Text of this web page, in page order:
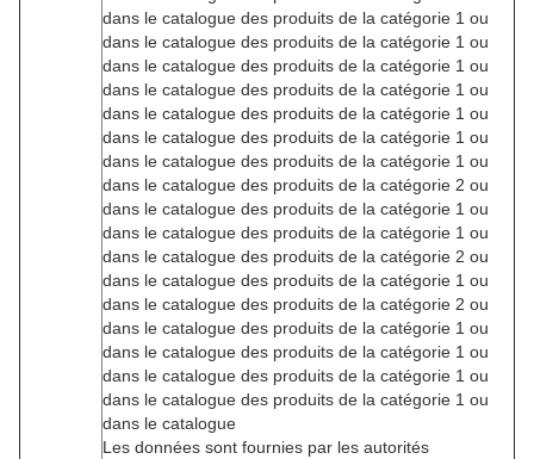
dans le catalogue des produits de la catégorie 1 ou
dans le catalogue des produits de la catégorie 1 ou
dans le catalogue des produits de la catégorie 1 ou
dans le catalogue des produits de la catégorie 1 ou
dans le catalogue des produits de la catégorie 1 ou
dans le catalogue des produits de la catégorie 1 ou
dans le catalogue des produits de la catégorie 1 ou
dans le catalogue des produits de la catégorie 2 ou
dans le catalogue des produits de la catégorie 1 ou
dans le catalogue des produits de la catégorie 1 ou
dans le catalogue des produits de la catégorie 2 ou
dans le catalogue des produits de la catégorie 1 ou
dans le catalogue des produits de la catégorie 2 ou
dans le catalogue des produits de la catégorie 1 ou
dans le catalogue des produits de la catégorie 1 ou
dans le catalogue des produits de la catégorie 1 ou
dans le catalogue des produits de la catégorie 1 ou
dans le catalogue
Les données sont fournies par les autorités